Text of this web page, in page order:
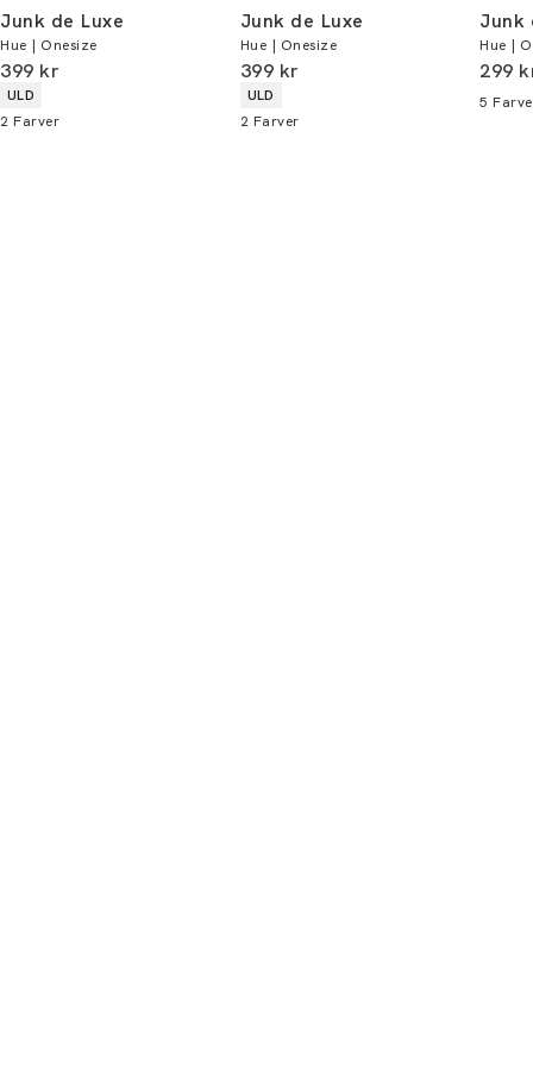
Du kan indløse din bonus 365 dage om året i
alle butikker og online.
Junk de Luxe
Hue | Onesize
I alt (inkl. rabat)
399 kr
Produkt egenskaber
ULD
2 Farver
Junk de Luxe
Hue | Onesize
I alt (inkl. rabat)
399 kr
Produkt egenskaber
ULD
2 Farver
Junk
Hue |
I alt
299
5